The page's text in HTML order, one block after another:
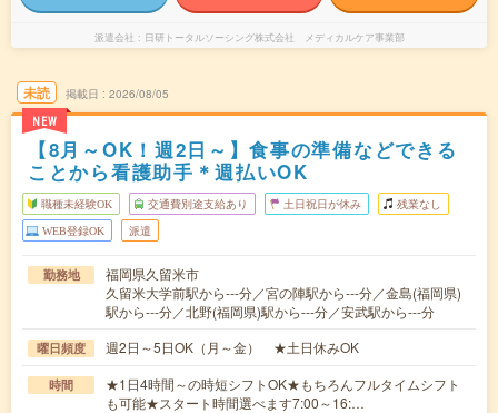
派遣会社 日研トータルソーシング株式会社 メディカルケア事業部
未読
NEW
掲載日 2026/08/05
【8月～OK！週2日～】食事の準備などできる
ことから看護助手＊週払いOK
職種未経験OK 交通費別途支給あり 土日祝日が休み 残業なし
WEB登録OK 派遣
勤務地
福岡県久留米市
久留米大学前駅から---分／宮の陣駅から---分／金島(福岡県)
駅から---分／北野(福岡県)駅から---分／安武駅から---分
曜日頻度 週2日～5日OK（月～金） ★土日休みOK
時間
★1日4時間～の時短シフトOK★もちろんフルタイムシフト
も可能★スタート時間選べます7:00～16:…